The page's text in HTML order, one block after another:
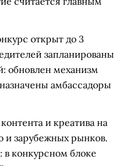
открыт до 3
запланированы
обновлен механизм
амбассадоры
и креатива на
и зарубежных рынков.
в конкурсном блоке